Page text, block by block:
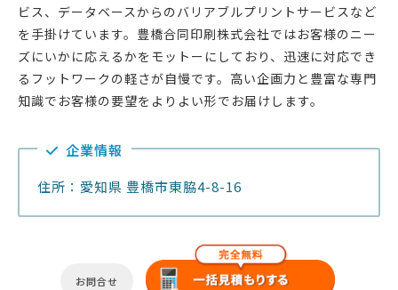
ビス、データベースからのバリアブルプリントサービスなど
を手掛けています。豊橋合同印刷株式会社ではお客様のニー
ズにいかに応えるかをモットーにしており、迅速に対応でき
るフットワークの軽さが自慢です。高い企画力と豊富な専門
知識でお客様の要望をよりよい形でお届けします。
企業情報
住所：愛知県 豊橋市東脇4-8-16
お問合せ